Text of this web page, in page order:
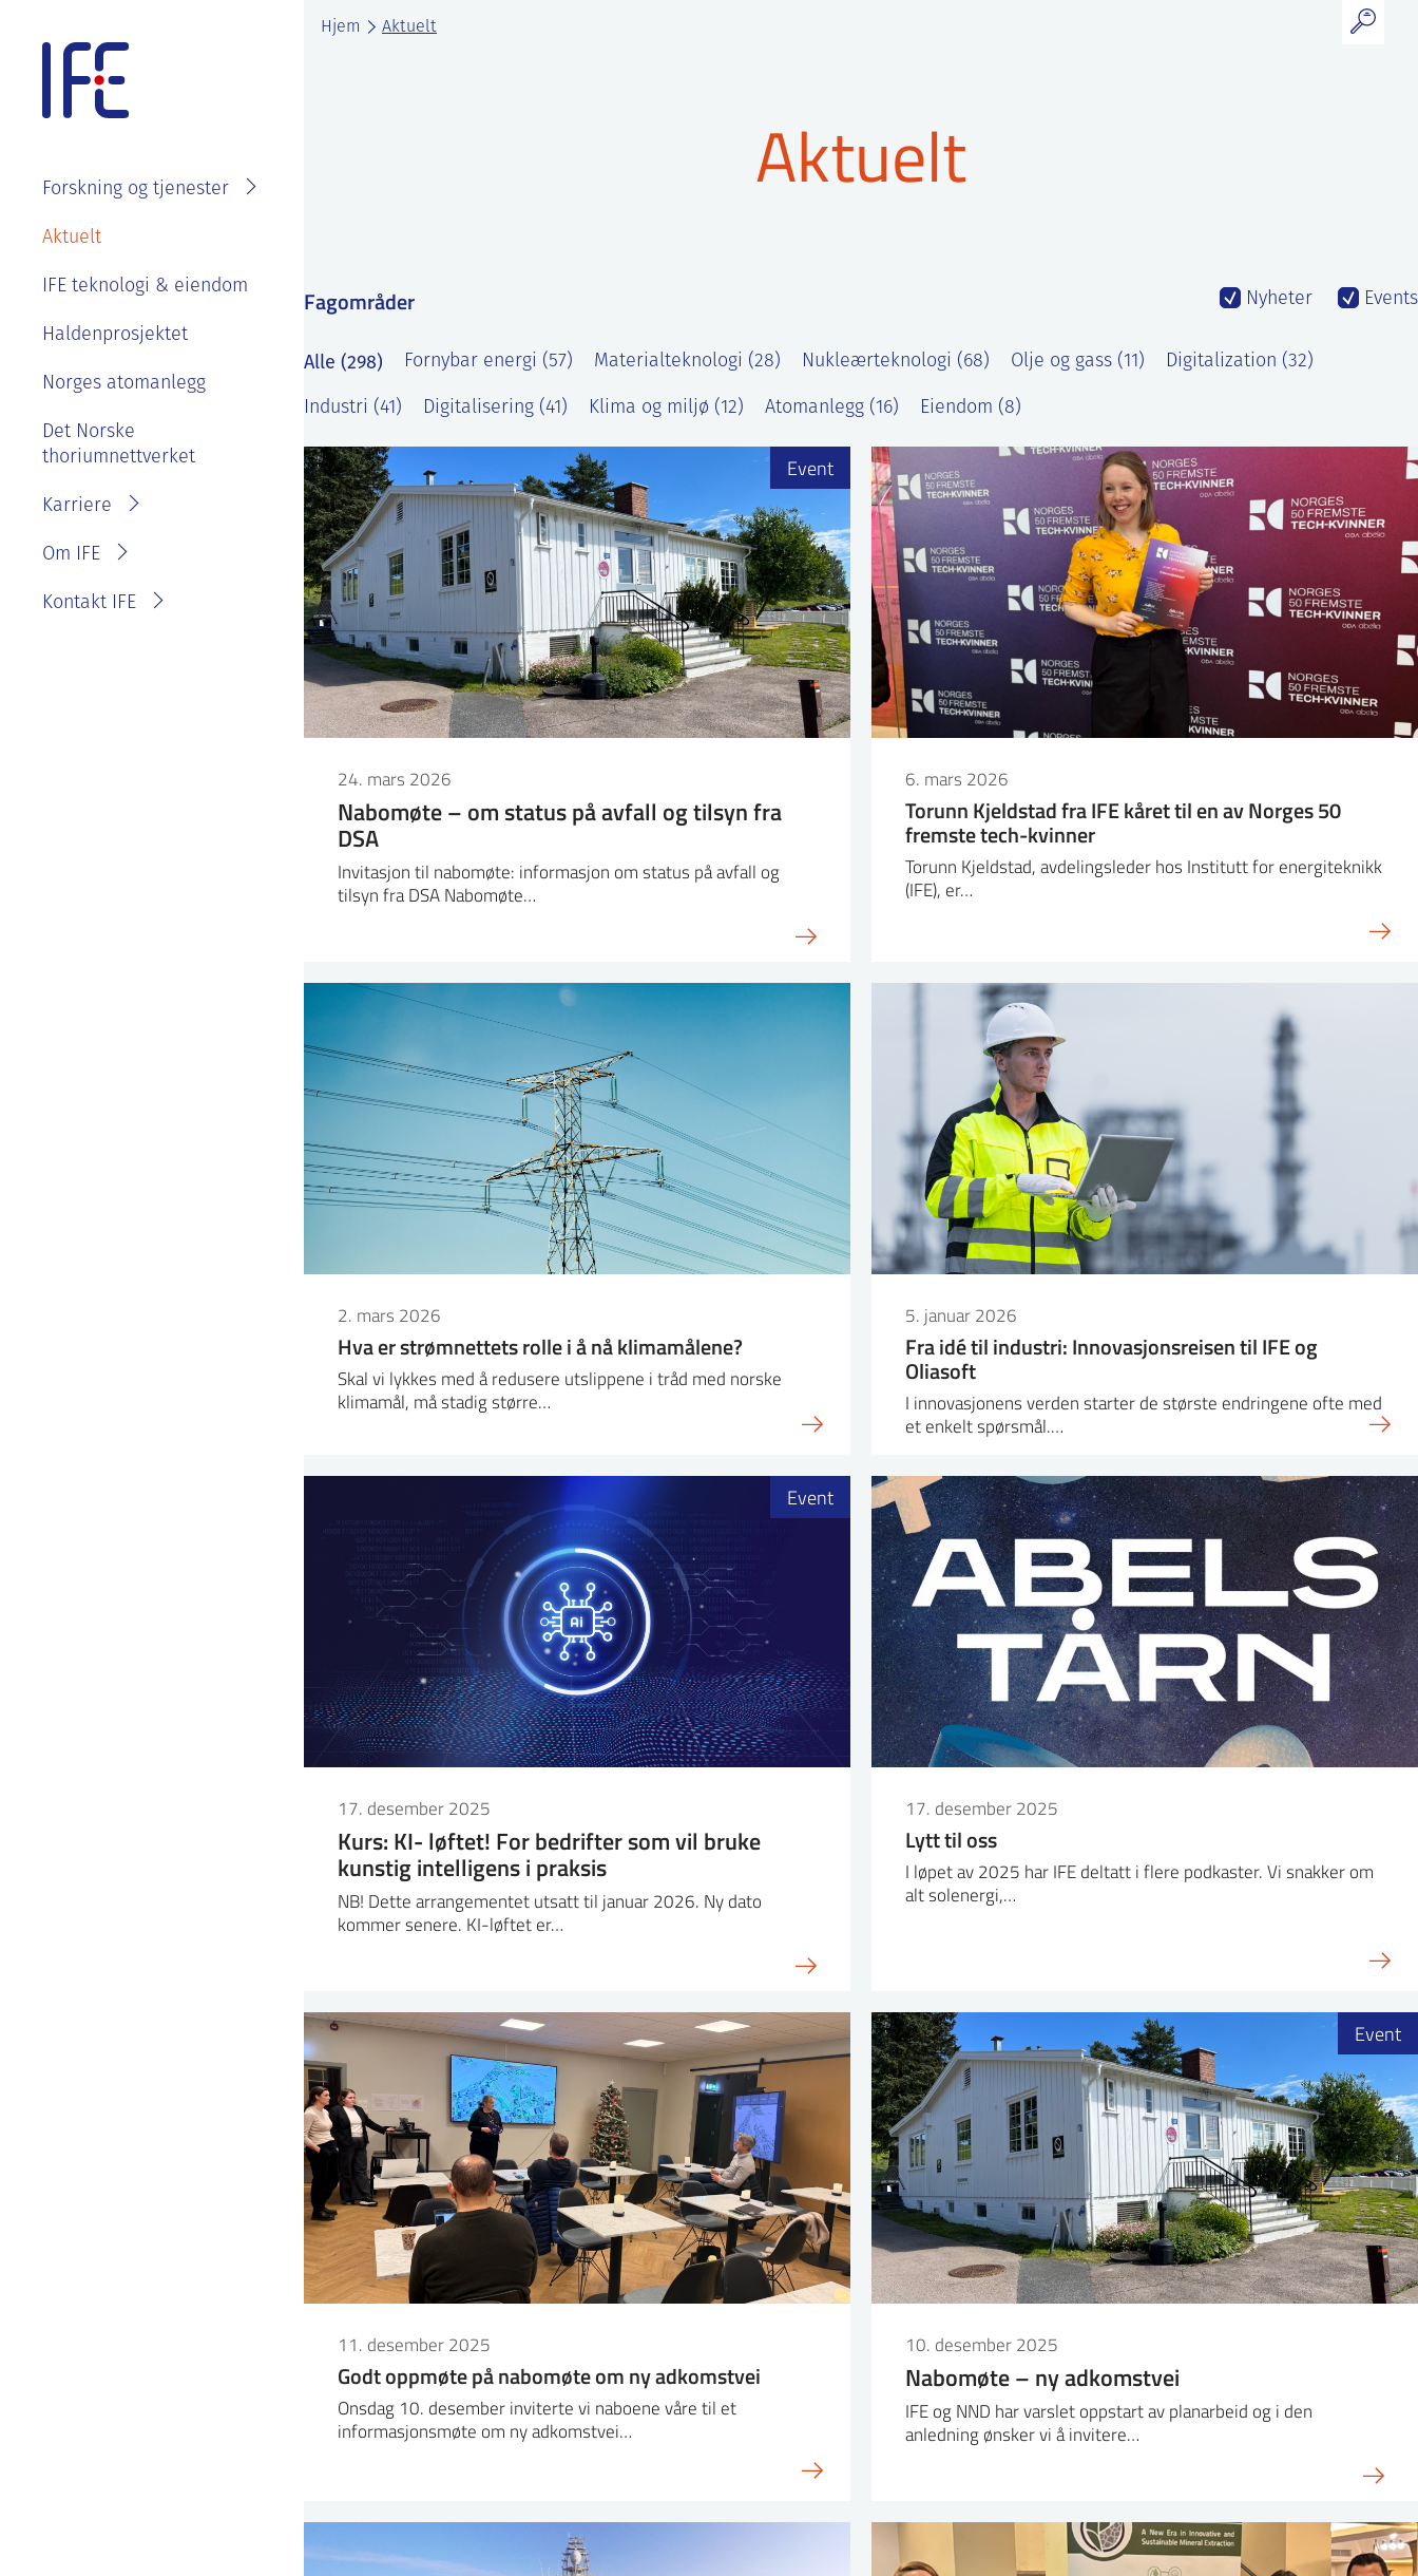
Forskning og tjenester
Prosjekter
Laboratorier
Tjenester
Aktuelt
IFE teknologi & eiendom
Haldenprosjektet
Norges atomanlegg
Det Norske
thoriumnettverket
Karriere
Se ledige stillinger
velferdsordninger
Sommerjobb eller
masteroppgave på
Om IFE
Om IFE
rapporter
Bærekraft og etikk
IFE sin historie
Personvernerklæring for
Kontakt IFE
Kontakt IFE
Våre ansatte
Fakturainformasjon
Varsling eller melde
Hjem Aktuelt
Aktuelt
Fagområder Nyheter Events
Alle (298) Fornybar energi (57) Materialteknologi (28) Nukleærteknologi (68) Olje og gass (11) Digitalization (32)
Industri (41) Digitalisering (41) Klima og miljø (12) Atomanlegg (16) Eiendom (8)
24. mars 2026
Nabomøte – om status på avfall og tilsyn fra
DSA
Invitasjon til nabomøte: informasjon om status på avfall og
tilsyn fra DSA Nabomøte…
Event
6. mars 2026
Torunn Kjeldstad fra IFE kåret til en av Norges 50
fremste tech-kvinner
Torunn Kjeldstad, avdelingsleder hos Institutt for energiteknikk
(IFE), er…
2. mars 2026
Hva er strømnettets rolle i å nå klimamålene?
Skal vi lykkes med å redusere utslippene i tråd med norske
klimamål, må stadig større…
5. januar 2026
Fra idé til industri: Innovasjonsreisen til IFE og
Oliasoft
I innovasjonens verden starter de største endringene ofte med
et enkelt spørsmål.…
17. desember 2025
Kurs: KI- løftet! For bedrifter som vil bruke
kunstig intelligens i praksis
NB! Dette arrangementet utsatt til januar 2026. Ny dato
kommer senere. KI-løftet er…
Event
17. desember 2025
Lytt til oss
I løpet av 2025 har IFE deltatt i flere podkaster. Vi snakker om
alt solenergi,…
11. desember 2025
Godt oppmøte på nabomøte om ny adkomstvei
Onsdag 10. desember inviterte vi naboene våre til et
informasjonsmøte om ny adkomstvei…
10. desember 2025
Nabomøte – ny adkomstvei
IFE og NND har varslet oppstart av planarbeid og i den
anledning ønsker vi å invitere…
Event